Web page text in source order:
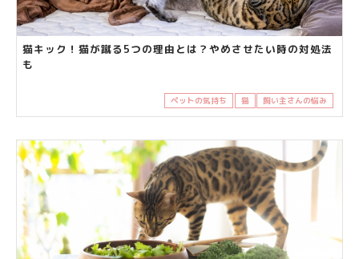
猫キック！猫が蹴る5つの理由とは？やめさせたい時の対処法
も
ペットの気持ち 猫 飼い主さんの悩み